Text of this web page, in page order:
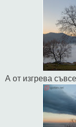
А от изгрева